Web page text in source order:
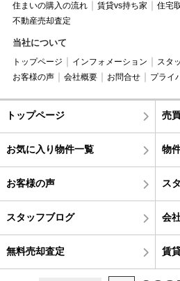
住まいの購入の流れ 賃貸vs持ち家
住宅
不動産売却査定
当社について
トップページ インフォメーション スタ
お客様の声
会社概要 お問合せ プライ
トップページ 売
お気に入り物件一覧 物
お客様の声 ス
スタッフブログ 会
無料売却査定 賃